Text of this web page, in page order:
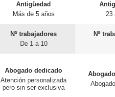
Antigüedad
Más de 5 años
Nº trabajadores
De 1 a 10
Abogado dedicado
Atención personalizada
pero sin ser exclusiva
23
Nº